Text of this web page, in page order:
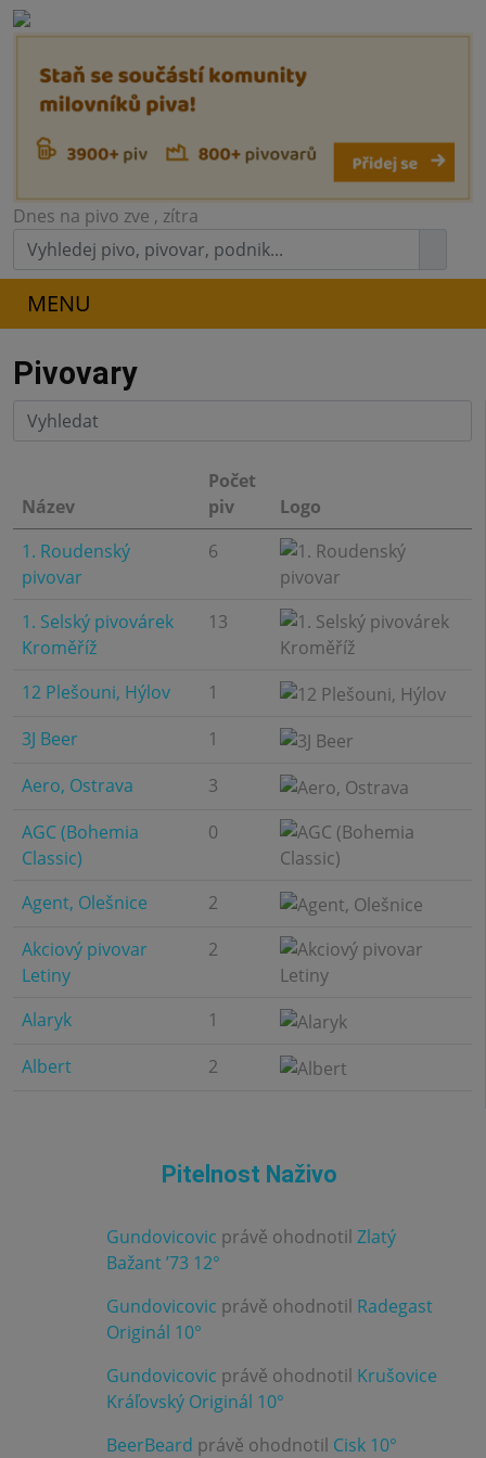
Dnes na pivo zve , zítra
MENU
Pivovary
Název
Počet
piv
Logo
1. Roudenský
pivovar
6
1. Selský pivovárek
Kroměříž
13
12 Plešouni, Hýlov
1
3J Beer
1
Aero, Ostrava
3
AGC (Bohemia
Classic)
0
Agent, Olešnice
2
Akciový pivovar
Letiny
2
Alaryk
1
Albert
2
Pitelnost Naživo
Gundovicovic právě ohodnotil Zlatý
Bažant ’73 12°
Gundovicovic právě ohodnotil Radegast
Originál 10°
Gundovicovic právě ohodnotil Krušovice
Kráľovský Originál 10°
BeerBeard právě ohodnotil Cisk 10°